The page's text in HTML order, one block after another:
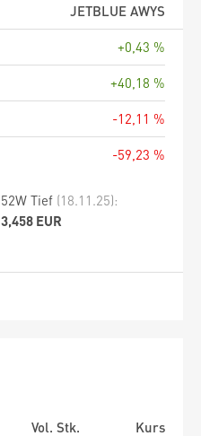
JETBLUE AWYS
+0,43 %
+40,18 %
-12,11 %
-59,23 %
52W Tief (18.11.25):
3,458 EUR
Vol. Stk.
Kurs